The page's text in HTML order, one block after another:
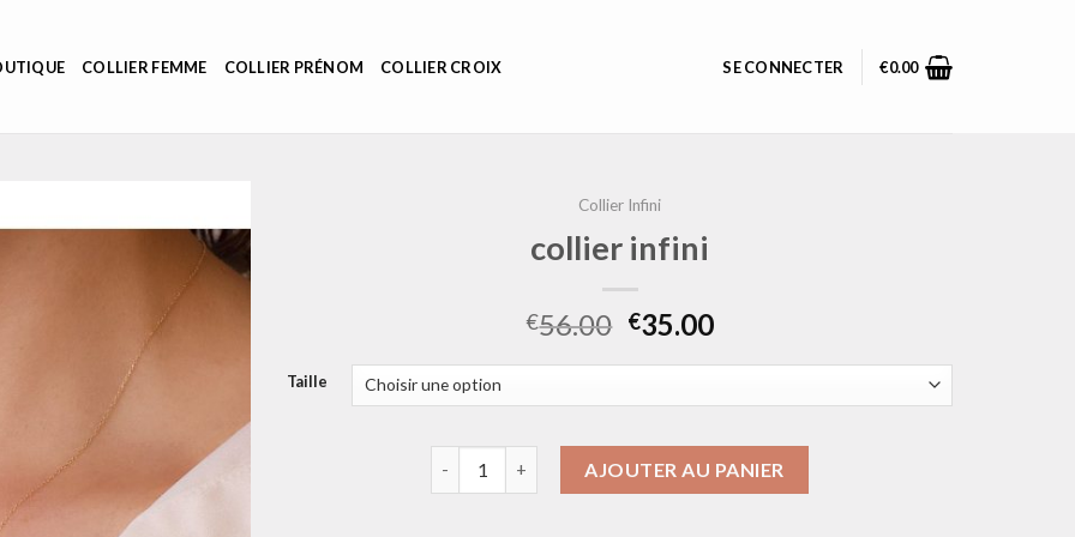
COLLIER FEMME COLLIER PRÉNOM COLLIER CROIX SE CONNECTER €0.00
Collier Infini
collier infini
€56.00 €35.00
Taille
AJOUTER AU PANIER